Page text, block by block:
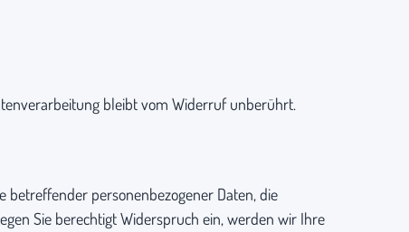
bleibt vom Widerruf unberührt.
betreffender personenbezogener Daten, die
Sie berechtigt Widerspruch ein, werden wir Ihre